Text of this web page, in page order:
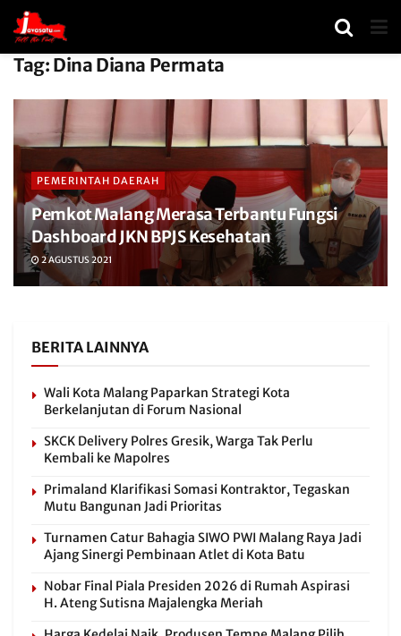
Tag: Dina Diana Permata
PEMERINTAH DAERAH
Pemkot Malang Merasa Terbantu Fungsi
Dashboard JKN BPJS Kesehatan
2 AGUSTUS 2021
BERITA LAINNYA
Wali Kota Malang Paparkan Strategi Kota
Berkelanjutan di Forum Nasional
SKCK Delivery Polres Gresik, Warga Tak Perlu
Kembali ke Mapolres
Primaland Klarifikasi Somasi Kontraktor, Tegaskan
Mutu Bangunan Jadi Prioritas
Turnamen Catur Bahagia SIWO PWI Malang Raya Jadi
Ajang Sinergi Pembinaan Atlet di Kota Batu
Nobar Final Piala Presiden 2026 di Rumah Aspirasi
H. Ateng Sutisna Majalengka Meriah